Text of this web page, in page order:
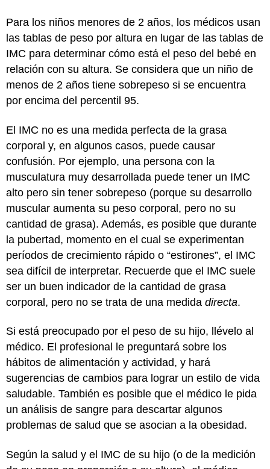
Para los niños menores de 2 años, los médicos usan
las tablas de peso por altura en lugar de las tablas de
IMC para determinar cómo está el peso del bebé en
relación con su altura. Se considera que un niño de
menos de 2 años tiene sobrepeso si se encuentra
por encima del percentil 95.
El IMC no es una medida perfecta de la grasa
corporal y, en algunos casos, puede causar
confusión. Por ejemplo, una persona con la
musculatura muy desarrollada puede tener un IMC
alto pero sin tener sobrepeso (porque su desarrollo
muscular aumenta su peso corporal, pero no su
cantidad de grasa). Además, es posible que durante
la pubertad, momento en el cual se experimentan
períodos de crecimiento rápido o “estirones”, el IMC
sea difícil de interpretar. Recuerde que el IMC suele
ser un buen indicador de la cantidad de grasa
corporal, pero no se trata de una medida directa.
Si está preocupado por el peso de su hijo, llévelo al
médico. El profesional le preguntará sobre los
hábitos de alimentación y actividad, y hará
sugerencias de cambios para lograr un estilo de vida
saludable. También es posible que el médico le pida
un análisis de sangre para descartar algunos
problemas de salud que se asocian a la obesidad.
Según la salud y el IMC de su hijo (o de la medición